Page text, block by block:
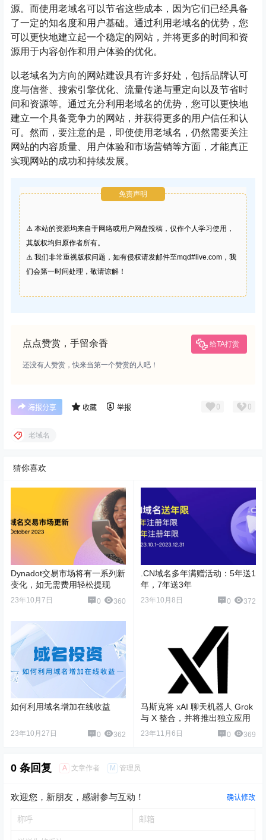
源。而使用老域名可以节省这些成本，因为它们已经具备
了一定的知名度和用户基础。通过利用老域名的优势，您
可以更快地建立起一个稳定的网站，并将更多的时间和资
源用于内容创作和用户体验的优化。
以老域名为方向的网站建设具有许多好处，包括品牌认可
度与信誉、搜索引擎优化、流量传递与重定向以及节省时
间和资源等。通过充分利用老域名的优势，您可以更快地
建立一个具备竞争力的网站，并获得更多的用户信任和认
可。然而，要注意的是，即使使用老域名，仍然需要关注
网站的内容质量、用户体验和市场营销等方面，才能真正
实现网站的成功和持续发展。
免责声明
⚠️ 本站的资源均来自于网络或用户网盘投稿，仅作个人学习使用，
其版权均归原作者所有。
⚠️ 我们非常重视版权问题，如有侵权请发邮件至mqd#live.com，我
们会第一时间处理，敬请谅解！
点点赞赏，手留余香 给TA打赏
还没有人赞赏，快来当第一个赞赏的人吧！
海报分享 收藏 举报 0 0
老域名
猜你喜欢
Dynadot交易市场将有一系列新
变化，如无需费用轻松提现
23年10月7日 0 360
.CN域名多年满赠活动：5年送1
年，7年送3年
23年10月8日 0 372
如何利用域名增加在线收益
23年10月27日 0 362
马斯克将 xAI 聊天机器人 Grok
与 X 整合，并将推出独立应用
23年11月6日 0 369
0 条回复 A 文章作者 M 管理员
欢迎您，新朋友，感谢参与互动！ 确认修改